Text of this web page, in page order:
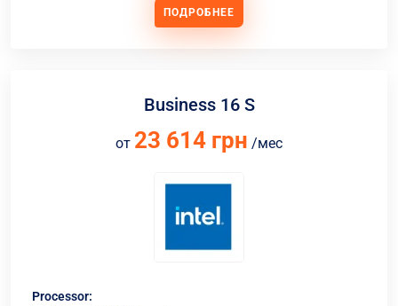
ПОДРОБНЕЕ
Business 16 S
от 23 614 грн /мес
Processor: